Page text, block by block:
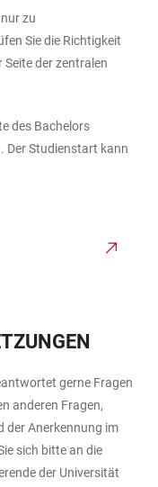
zu
Sie die Richtigkeit
der zentralen
des Bachelors
Der Studienstart kann
gerne Fragen
anderen Fragen,
der Anerkennung im
sich bitte an die
der Universität